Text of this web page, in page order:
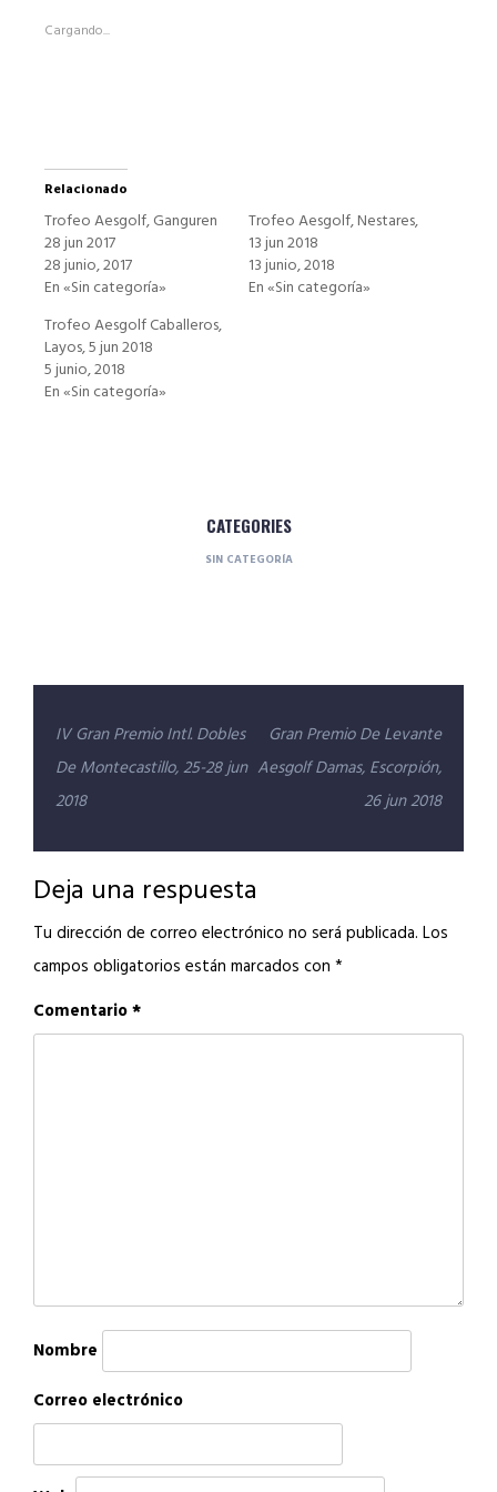
en
Cargando...
Relacionado
Trofeo Aesgolf, Ganguren
28 jun 2017
28 junio, 2017
En «Sin categoría»
Trofeo Aesgolf, Nestares,
13 jun 2018
13 junio, 2018
En «Sin categoría»
Trofeo Aesgolf Caballeros,
Layos, 5 jun 2018
5 junio, 2018
En «Sin categoría»
CATEGORIES
SIN CATEGORÍA
Navegación
de
entradas
IV Gran Premio Intl. Dobles
De Montecastillo, 25-28 jun
2018
Gran Premio De Levante
Aesgolf Damas, Escorpión,
26 jun 2018
Deja una respuesta
Tu dirección de correo electrónico no será publicada. Los
campos obligatorios están marcados con *
Comentario*
Nombre
Correo electrónico